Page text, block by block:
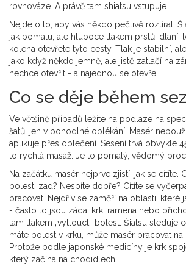
rovnováze. A právě tam shiatsu vstupuje.
Nejde o to, aby vás někdo pečlivě roztíral.
jak pomalu, ale hluboce tlakem prstů, dlaní,
kolena otevřete tyto cesty. Tlak je stabilní,
jako když někdo jemně, ale jistě zatlačí na
nechce otevřít - a najednou se otevře.
Co se děje během
Ve většině případů ležíte na podlaze na
šatů, jen v pohodlné oblékání. Masér
aplikuje přes oblečení. Sesení trvá obvykle
to rychlá masáž. Je to pomalý, vědomý
Na začátku masér nejprve zjistí, jak se cítíte.
bolesti zad? Nespíte dobře? Cítíte se
pracovat. Nejdřív se zaměří na oblasti, které
- často to jsou záda, krk, ramena nebo
tam tlakem „vytlouct“ bolest. Šiatsu sleduje
máte bolest v krku, může masér pracovat na
Protože podle japonské medicíny je krk
který začíná na chodidlech.